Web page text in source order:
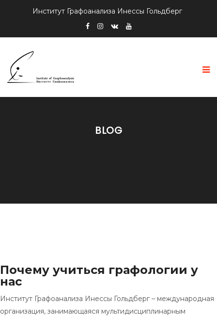
Институт Графоанализа Инессы Гольдберг
BLOG
Почему учиться графологии у
нас
Институт Графоанализа Инессы Гольдберг – международная
организация, занимающаяся мультидисциплинарным